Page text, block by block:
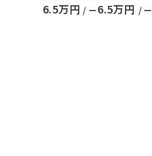
6.5万円 / ー6.5万円 / ー